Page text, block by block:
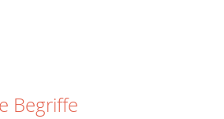
Begriffe